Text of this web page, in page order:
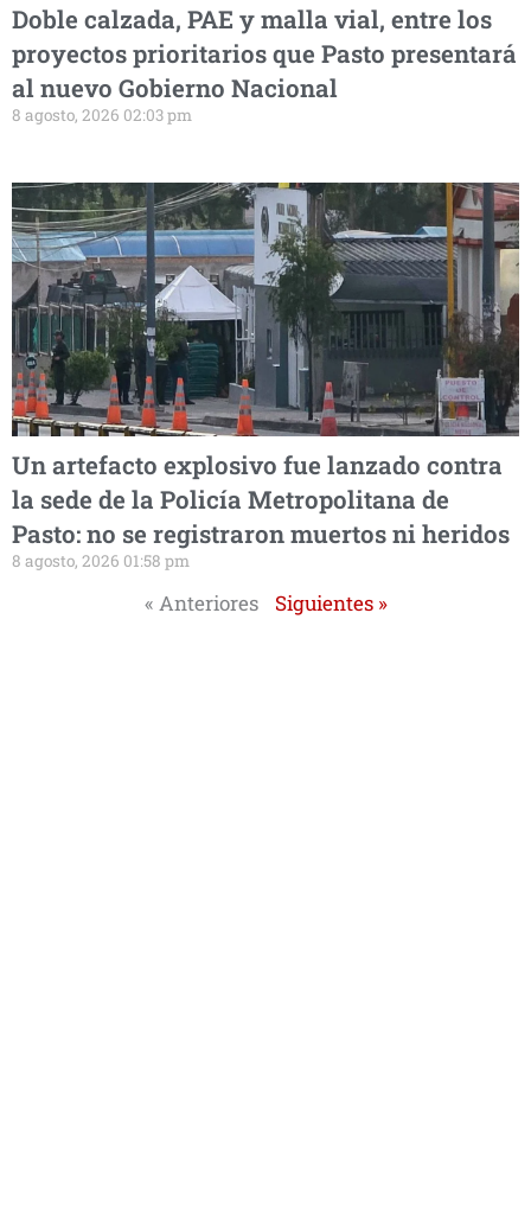
Doble calzada, PAE y malla vial, entre los
proyectos prioritarios que Pasto presentará
al nuevo Gobierno Nacional
8 agosto, 2026 02:03 pm
Un artefacto explosivo fue lanzado contra
la sede de la Policía Metropolitana de
Pasto: no se registraron muertos ni heridos
8 agosto, 2026 01:58 pm
« Anteriores Siguientes »